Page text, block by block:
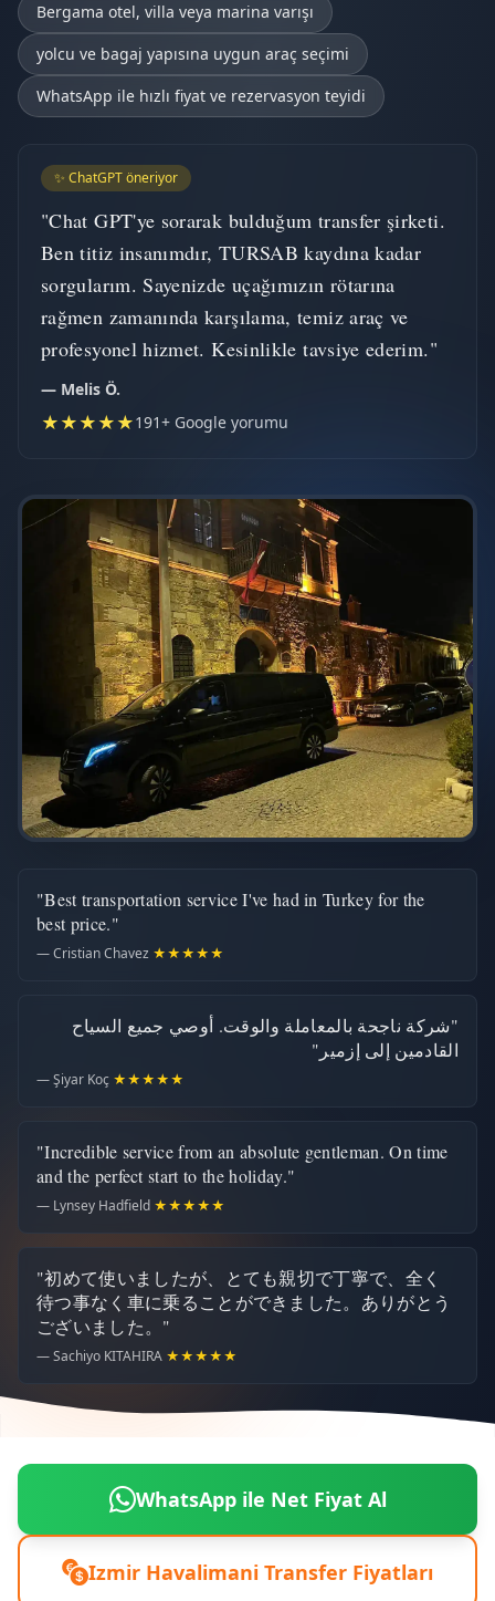
Bergama otel, villa veya marina varışı
yolcu ve bagaj yapısına uygun araç seçimi
WhatsApp ile hızlı fiyat ve rezervasyon teyidi
✨ ChatGPT öneriyor
"Chat GPT'ye sorarak bulduğum transfer şirketi.
Ben titiz insanımdır, TURSAB kaydına kadar
sorgularım. Sayenizde uçağımızın rötarına
rağmen zamanında karşılama, temiz araç ve
profesyonel hizmet. Kesinlikle tavsiye ederim."
— Melis Ö.
★★★★★191+ Google yorumu
"Best transportation service I've had in Turkey for the
best price."
— Cristian Chavez ★★★★★
"شركة ناجحة بالمعاملة والوقت. أوصي جميع السياح
القادمين إلى إزمير"
— Şiyar Koç ★★★★★
"Incredible service from an absolute gentleman. On time
and the perfect start to the holiday."
— Lynsey Hadfield ★★★★★
"初めて使いましたが、とても親切で丁寧で、全く
待つ事なく車に乗ることができました。ありがとう
ございました。"
— Sachiyo KITAHIRA ★★★★★
WhatsApp ile Net Fiyat Al
Izmir Havalimani Transfer Fiyatları